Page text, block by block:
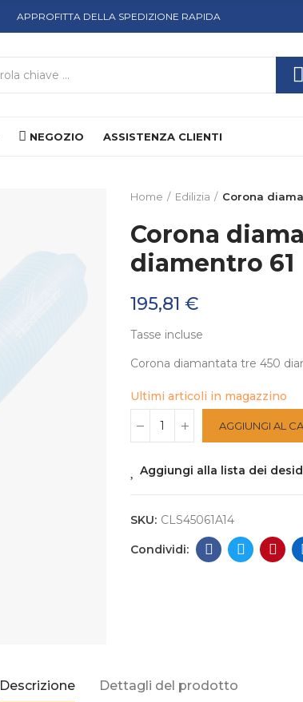
APPROFITTA DELLA SPEDIZIONE RAPIDA
NEGOZIO ASSISTENZA CLIENTI
Home Edilizia Corona
Corona
diamentro 61
195,81 €
Tasse incluse
Corona diamantata tre 450
Ultimi articoli in magazzino
AGGIUNGI AL
Aggiungi alla lista dei
SKU: CLS45061A14
Descrizione Dettagli del prodotto